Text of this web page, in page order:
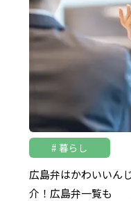
暮らし
広島弁はかわいいん
介！広島弁一覧も